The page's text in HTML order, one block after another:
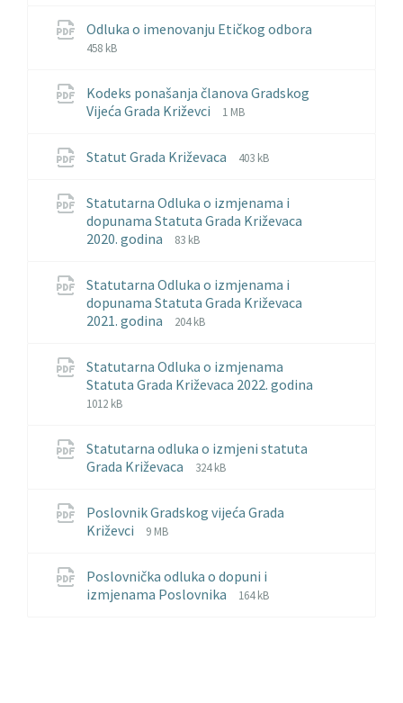
Odluka o imenovanju Etičkog odbora
File
File
458 kB
Kodeks ponašanja članova Gradskog
Vijeća Grada Križevci
File
File
1 MB
Statut Grada Križevaca
File
File
403 kB
Statutarna Odluka o izmjenama i
dopunama Statuta Grada Križevaca
2020. godina
File
File
83 kB
Statutarna Odluka o izmjenama i
dopunama Statuta Grada Križevaca
2021. godina
File
File
204 kB
Statutarna Odluka o izmjenama
Statuta Grada Križevaca 2022. godina
File
File
1012 kB
Statutarna odluka o izmjeni statuta
Grada Križevaca
File
File
324 kB
Poslovnik Gradskog vijeća Grada
Križevci
File
File
9 MB
Poslovnička odluka o dopuni i
izmjenama Poslovnika
File
File
164 kB